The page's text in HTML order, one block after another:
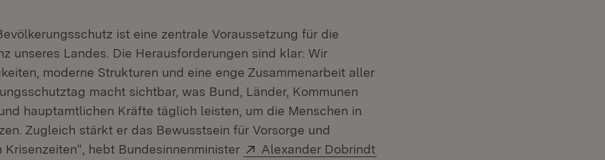
ist eine zentrale Voraussetzung für die
unseres Landes. Die Herausforderungen sind klar: Wir
moderne Strukturen und eine enge Zusammenarbeit aller
macht sichtbar, was Bund, Länder, Kommunen
hauptamtlichen Kräfte täglich leisten, um die Menschen in
Zugleich stärkt er das Bewusstsein für Vorsorge und
hebt Bundesinnenminister
Extern:
Alexander Dobrindt